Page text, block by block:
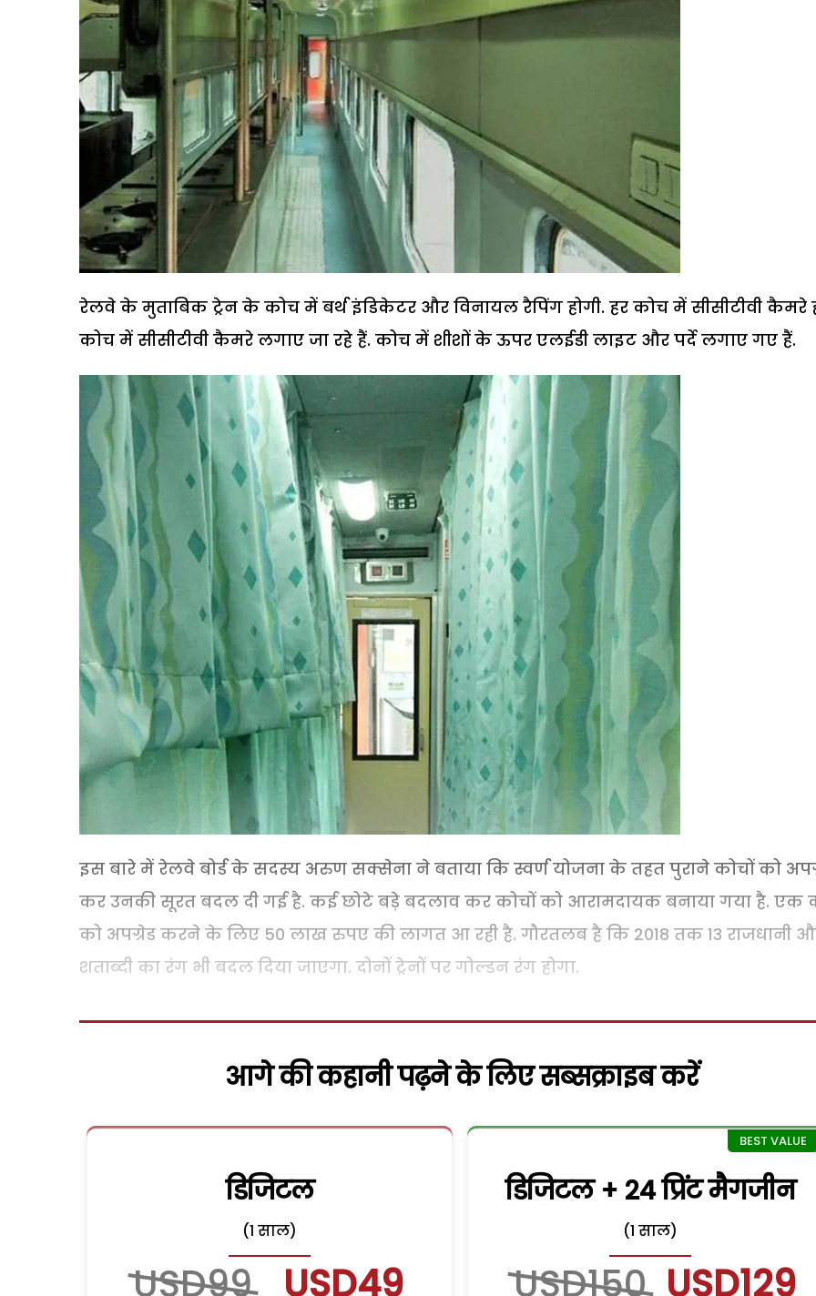
रेलवे के मुताबिक ट्रेन के कोच में बर्थ इंडिकेटर और विनायल रैपिंग होगी. हर कोच में सीसीटीवी कैमरे
कोच में सीसीटीवी कैमरे लगाए जा रहे हैं. कोच में शीशों के ऊपर एलईडी लाइट और पर्दे लगाए गए हैं.
इस बारे में रेलवे बोर्ड के सदस्य अरुण सक्सेना ने बताया कि स्वर्ण योजना के तहत पुराने कोचों को
कर उनकी सूरत बदल दी गई है. कई छोटे बड़े बदलाव कर कोचों को आरामदायक बनाया गया है. एक
को अपग्रेड करने के लिए 50 लाख रुपए की लागत आ रही है. गौरतलब है कि 2018 तक 13 राजधानी
शताब्दी का रंग भी बदल दिया जाएगा. दोनों ट्रेनों पर गोल्डन रंग होगा.
आगे की कहानी पढ़ने के लिए सब्सक्राइब करें
डिजिटल
(1 साल)
USD99 USD49
डिजिटल + 24 प्रिंट मैगजीन
(1 साल)
USD150 USD129